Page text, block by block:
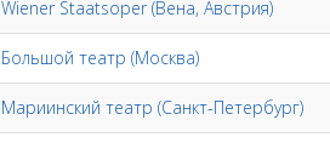
Wiener Staatsoper (Вена, Австрия)
Большой театр (Москва)
Мариинский театр (Санкт-Петербург)